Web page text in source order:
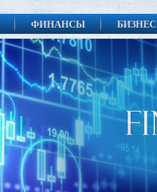
ФИНАНСЫ БИЗНЕС